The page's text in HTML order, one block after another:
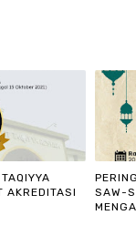
AKREDITASI
SAW-